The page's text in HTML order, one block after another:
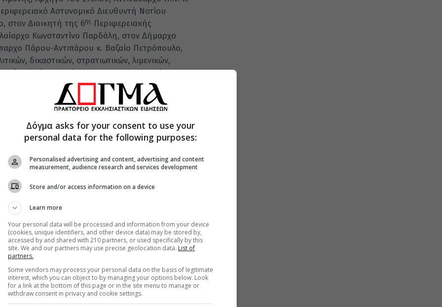
Αστυνομικό Διευθυντή Νοτίου
στον Διοικητή της 6ης Περιφερειακής
Κωνσταντίνο Παρδάλη, στον Δήμαρχο
Πάρου-Αντιπάρου κ. Βαζαίο Πετρόπουλο,
δικαστικών, στρατιωτικών, λιμενικών,
αρχών της νήσου και της περιφερείας
συλλόγων και σωματείων. Θερμές
επίσης στον Κυβερνήτη, τους Αξιωματικούς,
«ΚΡΥΣΤΑΛΛΙΔΗΣ», στο άγημα των
τα μέλη της Φιλαρμονικής του Πολεμικού
από τον Πειραιά και λάμπρυναν με την
Δόγμα asks for your consent to use your
personal data for the following purposes:
Personalised advertising and content, advertising and content
measurement, audience research and services development
Store and/or access information on a device
Learn more
Your personal data will be processed and information from your device
(cookies, unique identifiers, and other device data) may be stored by,
accessed by and shared with 210 partners, or used specifically by this
site. We and our partners may use precise geolocation data. List of
partners.
Some vendors may process your personal data on the basis of legitimate
interest, which you can object to by managing your options below. Look
for a link at the bottom of this page or in the site menu to manage or
withdraw consent in privacy and cookie settings.